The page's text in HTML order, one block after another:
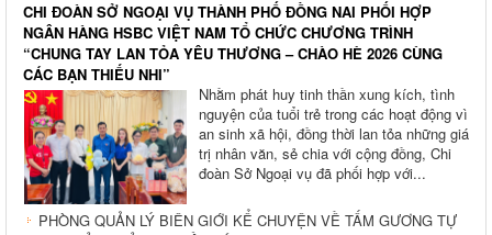
CHI ĐOÀN SỞ NGOẠI VỤ THÀNH PHỐ ĐỒNG NAI PHỐI HỢP
NGÂN HÀNG HSBC VIỆT NAM TỔ CHỨC CHƯƠNG TRÌNH
“CHUNG TAY LAN TỎA YÊU THƯƠNG – CHÀO HÈ 2026 CÙNG
CÁC BẠN THIẾU NHI”
Nhằm phát huy tinh thần xung kích, tình
nguyện của tuổi trẻ trong các hoạt động vì
an sinh xã hội, đồng thời lan tỏa những giá
trị nhân văn, sẻ chia với cộng đồng, Chi
đoàn Sở Ngoại vụ đã phối hợp với...
PHÒNG QUẢN LÝ BIÊN GIỚI KỂ CHUYỆN VỀ TẤM GƯƠNG TỰ